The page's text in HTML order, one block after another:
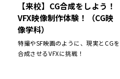
【来校】CG合成をしよう！
VFX映像制作体験！（CG映
像学科）
特撮やSF映画のように、現実とCGを
合成させるVFXに挑戦！